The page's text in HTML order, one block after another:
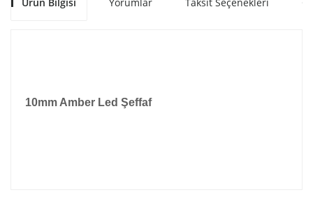
10mm Amber Led Şeffaf